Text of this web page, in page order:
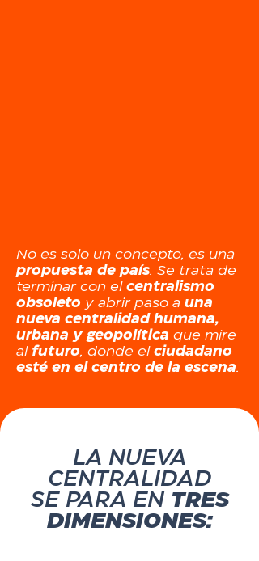
No es solo un concepto, es una
propuesta de país. Se trata de
terminar con el centralismo
obsoleto y abrir paso a una
nueva centralidad humana,
urbana y geopolítica que mire
al futuro, donde el ciudadano
esté en el centro de la escena.
LA NUEVA
CENTRALIDAD
SE PARA EN TRES
DIMENSIONES: